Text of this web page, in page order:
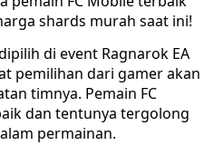
shards murah saat ini!
di event Ragnarok EA
pemilihan dari gamer akan
timnya. Pemain FC
dan tentunya tergolong
permainan.